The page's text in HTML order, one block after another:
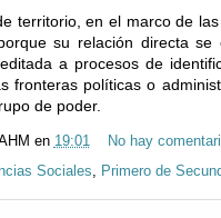
territorio, en el marco de
su relación directa
a procesos de
fronteras políticas o
de poder.
en 19:01
No hay
Sociales Primero de